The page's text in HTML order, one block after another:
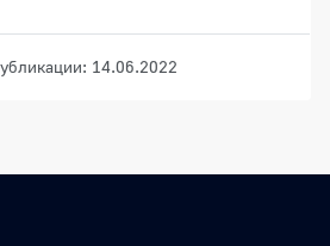
14.06.2022